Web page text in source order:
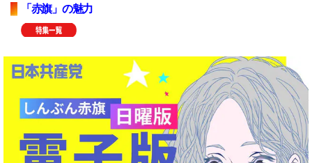
「赤旗」の魅力